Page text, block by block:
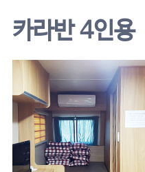
카라반 4인용